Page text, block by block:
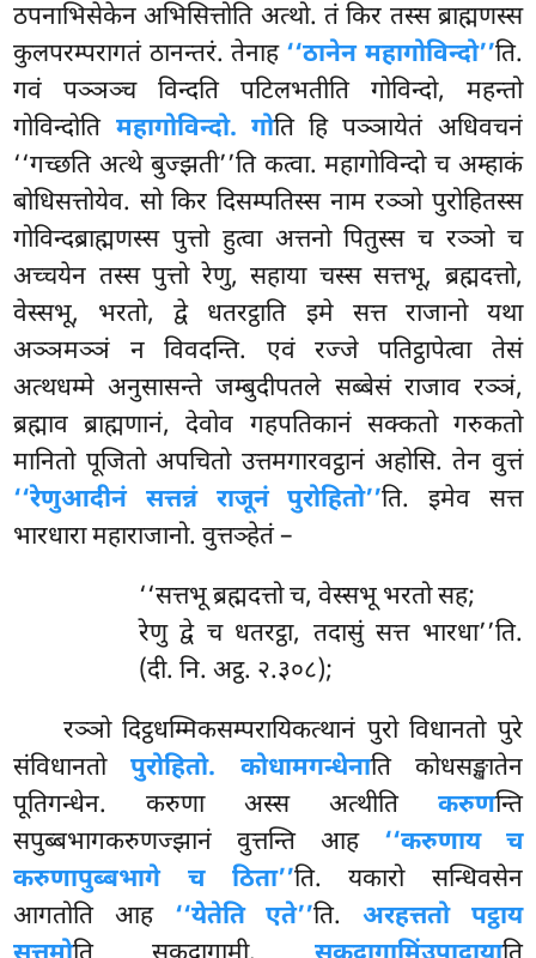
ठपनाभिसेकेन अभिसित्तोति अत्थो. तं किर तस्स ब्राह्मणस्स
कुलपरम्परागतं ठानन्तरं. तेनाह ‘‘ठानेन महागोविन्दो’’ति.
गवं पञ्ञञ्च विन्दति पटिलभतीति गोविन्दो, महन्तो
गोविन्दोति महागोविन्दो. गोति हि पञ्ञायेतं अधिवचनं
‘‘गच्छति अत्थे बुज्झती’’ति कत्वा. महागोविन्दो च अम्हाकं
बोधिसत्तोयेव. सो किर दिसम्पतिस्स नाम रञ्ञो पुरोहितस्स
गोविन्दब्राह्मणस्स पुत्तो हुत्वा अत्तनो पितुस्स च रञ्ञो च
अच्चयेन तस्स पुत्तो रेणु, सहाया चस्स सत्तभू, ब्रह्मदत्तो,
वेस्सभू, भरतो, द्वे धतरट्ठाति इमे सत्त राजानो यथा
अञ्ञमञ्ञं न विवदन्ति. एवं रज्जे पतिट्ठापेत्वा तेसं
अत्थधम्मे अनुसासन्ते जम्बुदीपतले सब्बेसं राजाव रञ्ञं,
ब्रह्माव ब्राह्मणानं, देवोव गहपतिकानं सक्कतो गरुकतो
मानितो पूजितो अपचितो उत्तमगारवट्ठानं अहोसि. तेन वुत्तं
‘‘रेणुआदीनं सत्तन्नं राजूनं पुरोहितो’’ति. इमेव सत्त
भारधारा महाराजानो. वुत्तञ्हेतं –
‘‘सत्तभू ब्रह्मदत्तो च, वेस्सभू भरतो सह;
रेणु द्वे च धतरट्ठा, तदासुं सत्त भारधा’’ति.
(दी. नि. अट्ठ. २.३०८);
रञ्ञो दिट्ठधम्मिकसम्परायिकत्थानं पुरो विधानतो पुरे
संविधानतोपुरोहितो. कोधामगन्धेनाति कोधसङ्खातेन
पूतिगन्धेन. करुणा अस्स अत्थीति करुणन्ति
सपुब्बभागकरुणज्झानं वुत्तन्ति आह ‘‘करुणाय च
करुणापुब्बभागे च ठिता’’ति. यकारो सन्धिवसेन
आगतोति आह ‘‘येतेति एते’’ति.अरहत्ततो पट्ठाय